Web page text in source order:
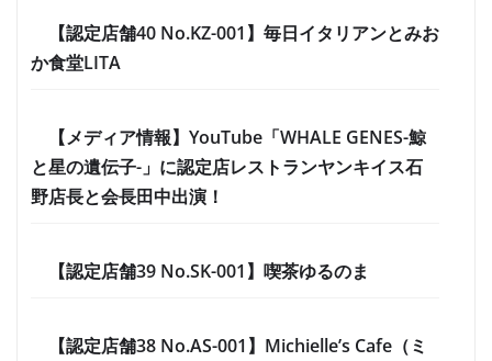
【認定店舗40 No.KZ-001】毎日イタリアンとみお
か食堂LITA
【メディア情報】YouTube「WHALE GENES-鯨
と星の遺伝子-」に認定店レストランヤンキイス石
野店長と会長田中出演！
【認定店舗39 No.SK-001】喫茶ゆるのま
【認定店舗38 No.AS-001】Michielle’s Cafe（ミ